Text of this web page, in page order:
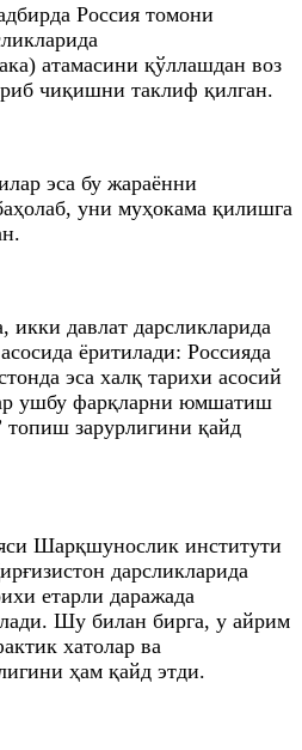
Россия томони
атамасини қўллашдан воз
чиқишни таклиф қилган.
эса бу жараённи
уни муҳокама қилишга
икки давлат дарсликларида
ёритилади: Россияда
эса халқ тарихи асосий
ушбу фарқларни юмшатиш
топиш зарурлигини қайд
Шарқшунослик институти
дарсликларида
етарли даражада
Шу билан бирга, у айрим
хатолар ва
ҳам қайд этди.